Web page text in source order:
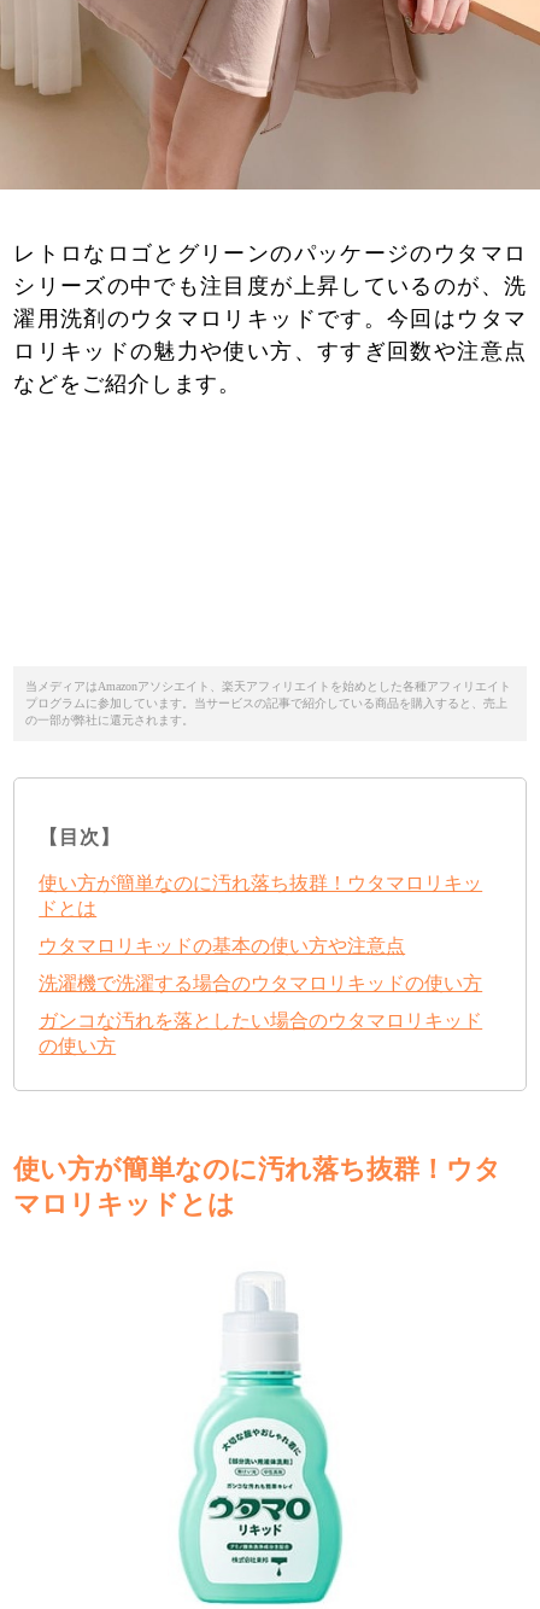
レトロなロゴとグリーンのパッケージのウタマロ
シリーズの中でも注目度が上昇しているのが、洗
濯用洗剤のウタマロリキッドです。今回はウタマ
ロリキッドの魅力や使い方、すすぎ回数や注意点
などをご紹介します。
当メディアはAmazonアソシエイト、楽天アフィリエイトを始めとした各種アフィリエイト
プログラムに参加しています。当サービスの記事で紹介している商品を購入すると、売上
の一部が弊社に還元されます。
【目次】
使い方が簡単なのに汚れ落ち抜群！ウタマロリキッ
ドとは
ウタマロリキッドの基本の使い方や注意点
洗濯機で洗濯する場合のウタマロリキッドの使い方
ガンコな汚れを落としたい場合のウタマロリキッド
の使い方
使い方が簡単なのに汚れ落ち抜群！ウタ
マロリキッドとは